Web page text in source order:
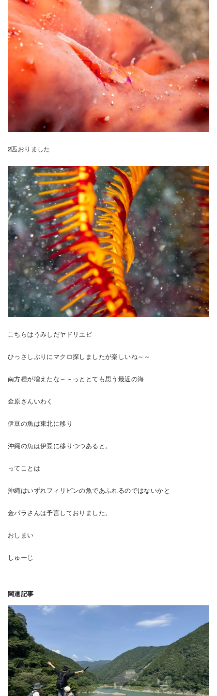
2匹おりました
こちらはうみしだヤドリエビ
ひっさしぶりにマクロ探しましたが楽しいね～～
南方種が増えたな～～っととても思う最近の海
金原さんいわく
伊豆の魚は東北に移り
沖縄の魚は伊豆に移りつつあると。
ってことは
沖縄はいずれフィリピンの魚であふれるのではないかと
金パラさんは予言しておりました。
おしまい
しゅーじ
関連記事